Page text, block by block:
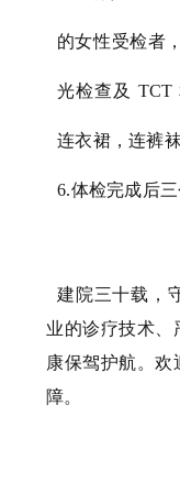
的女性受检者
光检查及 TCT
连衣裙，连裤袜
6.体检完成后
建院三十载，
业的诊疗技术、
康保驾护航。
障。